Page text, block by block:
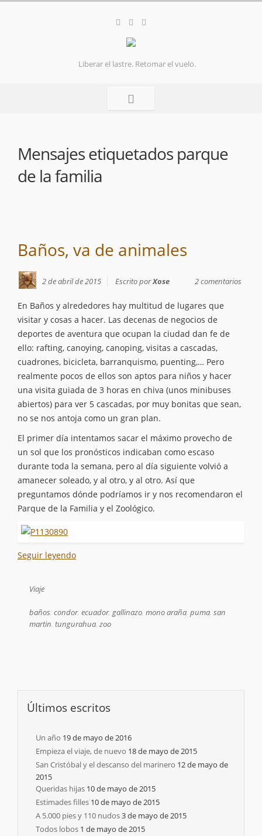
Liberar el lastre. Retomar el vuelo.
Mensajes etiquetados parque
de la familia
Baños, va de animales
2 de abril de 2015 2 comentarios
Escrito porXose
En Baños y alrededores hay multitud de lugares que
visitar y cosas a hacer. Las decenas de negocios de
deportes de aventura que ocupan la ciudad dan fe de
ello: rafting, canoying, canoping, visitas a cascadas,
cuadrones, bicicleta, barranquismo, puenting,… Pero
realmente pocos de ellos son aptos para niños y hacer
una visita guiada de 3 horas en chiva (unos minibuses
abiertos) para ver 5 cascadas, por muy bonitas que sean,
no se nos antoja como un gran plan.
El primer día intentamos sacar el máximo provecho de
un sol que los pronósticos indicaban como escaso
durante toda la semana, pero al día siguiente volvió a
amanecer soleado, y al otro, y al otro. Así que
preguntamos dónde podríamos ir y nos recomendaron el
Parque de la Familia y el Zoológico.
Seguir leyendo
Viaje
baños, condor, ecuador, gallinazo, mono araña, puma, san
martin, tungurahua, zoo
Últimos escritos
Un año 19 de mayo de 2016
Empieza el viaje, de nuevo 18 de mayo de 2015
San Cristóbal y el descanso del marinero 12 de mayo de
2015
Queridas hijas 10 de mayo de 2015
Estimades filles 10 de mayo de 2015
A 5.000 pies y 110 nudos3 de mayo de 2015
Todos lobos 1 de mayo de 2015